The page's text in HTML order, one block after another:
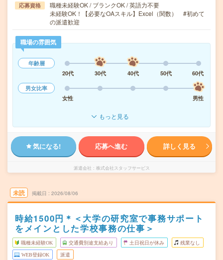
応募資格
職種未経験OK / ブランクOK / 英語力不要
未経験OK！【必要なOAスキル】Excel（関数） #初めて
の派遣歓迎
職場の雰囲気
年齢層
20代
30代 40代 50代
60代
男女比率
女性
男性
もっと見る
気になる! 応募へ進む 詳しく見る
派遣会社 株式会社スタッフサービス
未読 掲載日 2026/08/06
時給1500円＊＜大学の研究室で事務サポート
をメインとした学校事務の仕事＞
職種未経験OK 交通費別途支給あり 土日祝日が休み 残業なし
WEB登録OK 派遣